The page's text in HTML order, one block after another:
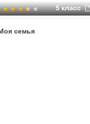
5 класс
семья